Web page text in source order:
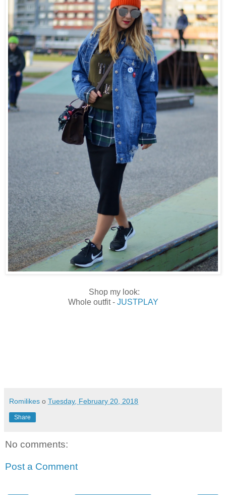
Shop my look:
Whole outfit - JUSTPLAY
Romilikes o Tuesday, February 20, 2018
Share
No comments:
Post a Comment